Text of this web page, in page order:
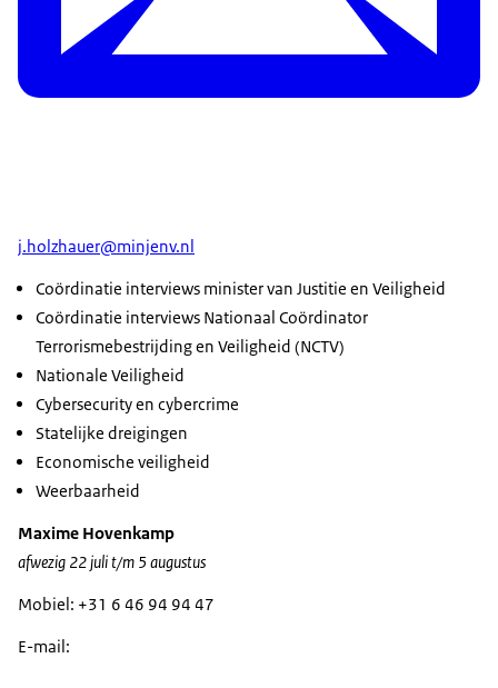
j.holzhauer@minjenv.nl
Coördinatie interviews minister van Justitie en Veiligheid
Coördinatie interviews Nationaal Coördinator
Terrorismebestrijding en Veiligheid (NCTV)
Nationale Veiligheid
Cybersecurity en cybercrime
Statelijke dreigingen
Economische veiligheid
Weerbaarheid
Maxime Hovenkamp
afwezig 22 juli t/m 5 augustus
Mobiel: +31 6 46 94 94 47
E-mail: